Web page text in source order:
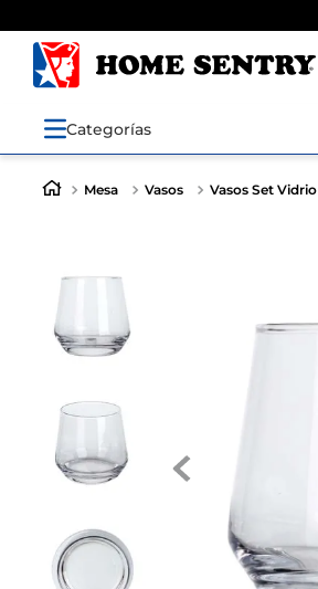
Categorías
Mesa Vasos Vasos Set Vidrio